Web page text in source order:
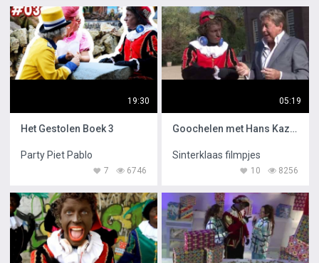
19:30
Het Gestolen Boek 3
Party Piet Pablo
6746
7
05:19
Goochelen met Hans Kazan en Party Piet Pablo
Sinterklaas filmpjes
8256
10